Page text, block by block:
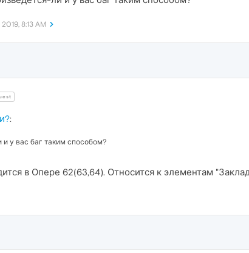
2019, 8:13 AM
:
и у вас баг таким способом?
в Опере 62(63,64). Относится к элементам